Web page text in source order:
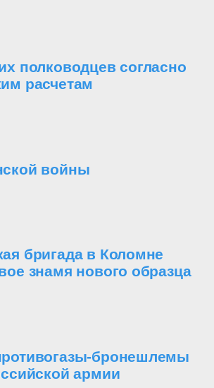
полководцев согласно
расчетам
войны
бригада в Коломне
знамя нового образца
бронешлемы
армии